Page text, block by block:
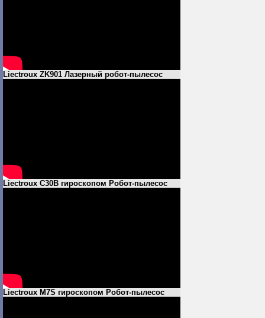
Liectroux ZK901 Лазерный робот-пылесос
Liectroux C30B гироскопом Робот-пылесос
Liectroux M7S гироскопом Робот-пылесос